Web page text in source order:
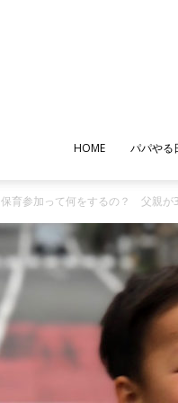
HOME パパやる
保育参加って何をするの？ 父親が